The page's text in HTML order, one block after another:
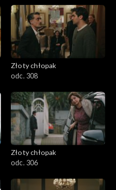
Złoty chłopak
odc. 308
Złoty chłopak
odc. 306